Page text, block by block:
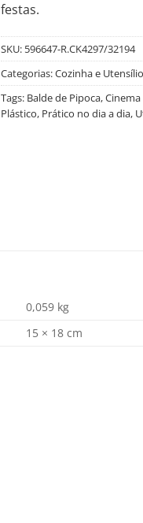
festas.
SKU: 596647-R.CK4297/32194
Categorias:Cozinha e
Tags: Balde de Pipoca,Cinema
Plástico, Prático no dia a dia,
0,059 kg
15 × 18 cm